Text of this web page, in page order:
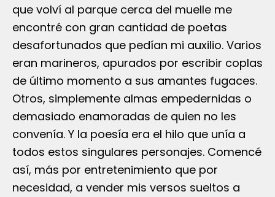
que volví al parque cerca del muelle me
encontré con gran cantidad de poetas
desafortunados que pedían mi auxilio. Varios
eran marineros, apurados por escribir coplas
de último momento a sus amantes fugaces.
Otros, simplemente almas empedernidas o
demasiado enamoradas de quien no les
convenía. Y la poesía era el hilo que unía a
todos estos singulares personajes. Comencé
así, más por entretenimiento que por
necesidad, a vender mis versos sueltos a